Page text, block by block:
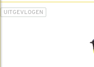
UITGEVLOGEN